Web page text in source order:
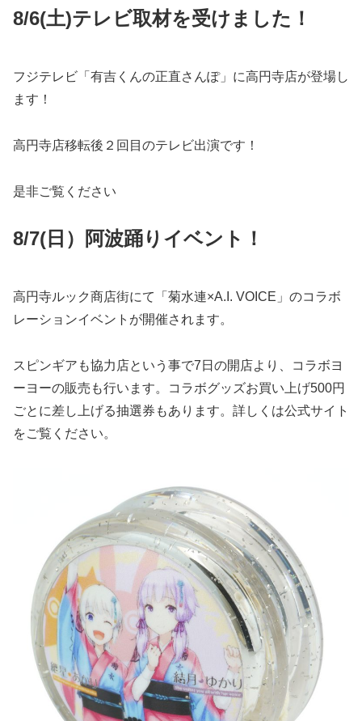
8/6(土)テレビ取材を受けました！
フジテレビ「有吉くんの正直さんぽ」に高円寺店が登場し
ます！
高円寺店移転後２回目のテレビ出演です！
是非ご覧ください
8/7(日）阿波踊りイベント！
高円寺ルック商店街にて「菊水連×A.I. VOICE」のコラボ
レーションイベントが開催されます。
スピンギアも協力店という事で7日の開店より、コラボヨ
ーヨーの販売も行います。コラボグッズお買い上げ500円
ごとに差し上げる抽選券もあります。詳しくは公式サイト
をご覧ください。